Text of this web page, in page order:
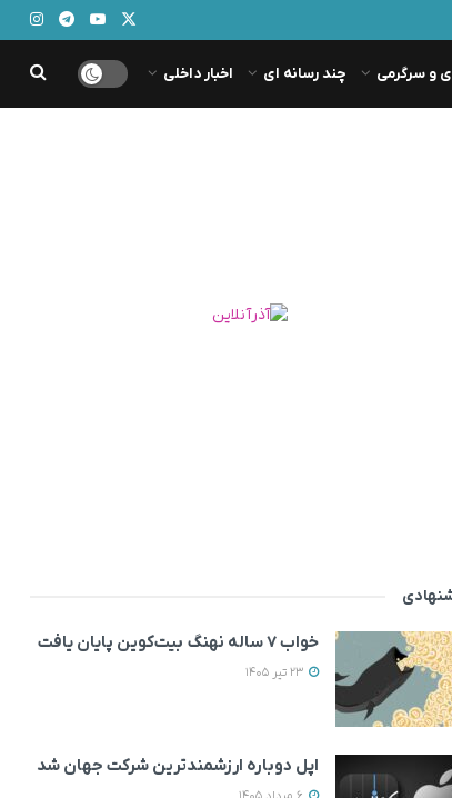
و سرگرمی چند رسانه ای اخبار داخلی
خواب ۷ ساله نهنگ بیت‌کوین پایان یافت
اپل دوباره ارزشمندترین شرکت جهان شد